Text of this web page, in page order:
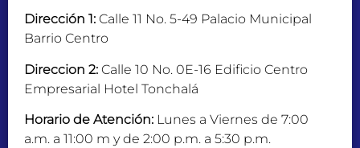
Dirección 1: Calle 11 No. 5-49 Palacio Municipal
Barrio Centro
Direccion 2: Calle 10 No. 0E-16 Edificio Centro
Empresarial Hotel Tonchalá
Horario de Atención: Lunes a Viernes de 7:00
a.m. a 11:00 m y de 2:00 p.m. a 5:30 p.m.